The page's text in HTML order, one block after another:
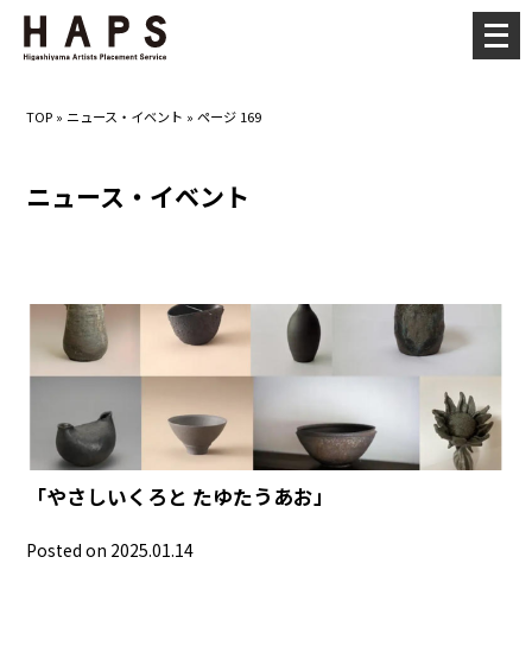
TOP » ニュース・イベント »ページ 169
ニュース・イベント
「やさしいくろと たゆたうあお」
Posted on 2025.01.14
メ
ニ